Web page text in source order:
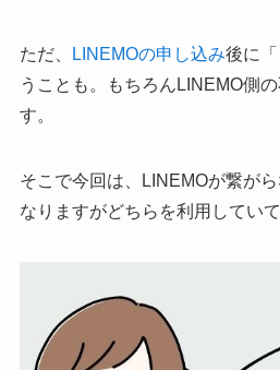
ただ、 LINEMOの申し込み後に
うことも。もちろんLINEMO側
す。
そこで今回は、LINEMOが繋が
なりますがどちらを利用してい